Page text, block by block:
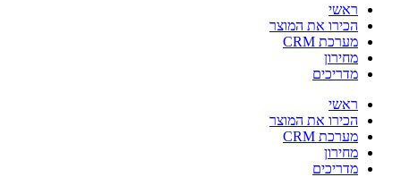
ראשי
הכירו את המוצר
מערכת CRM
מחירון
מדריכים
ראשי
הכירו את המוצר
מערכת CRM
מחירון
מדריכים